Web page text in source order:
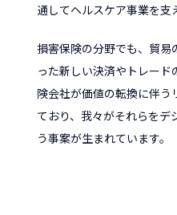
通してヘルスケア事業を支
損害保険の分野でも、貿易
った新しい決済やトレー
険会社が価値の転換に伴う
ており、我々がそれらをデ
う事案が生まれています。